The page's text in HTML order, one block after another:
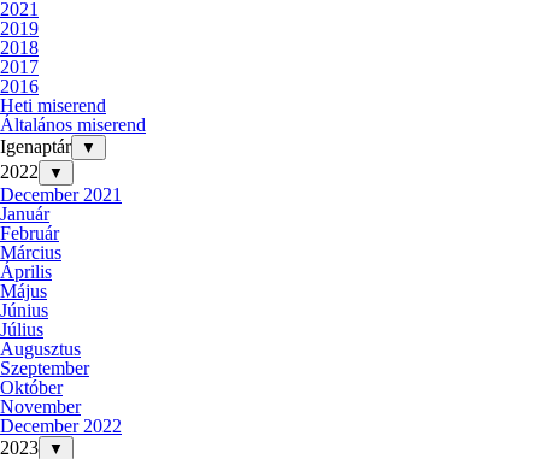
2021
2019
2018
2017
2016
Heti miserend
Általános miserend
Igenaptár
▼
2022 ▼
December 2021
Január
Február
Március
Április
Május
Június
Július
Augusztus
Szeptember
Október
November
December 2022
2023
▼